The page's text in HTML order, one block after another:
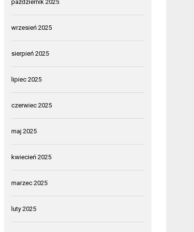
październik 2025
wrzesień 2025
sierpień 2025
lipiec 2025
czerwiec 2025
maj 2025
kwiecień 2025
marzec 2025
luty 2025